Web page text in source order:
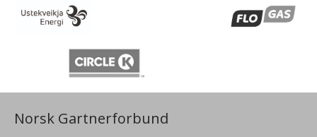
Norsk Gartnerforbund